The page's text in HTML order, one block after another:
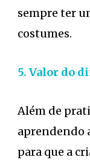
sempre ter
costumes.
5. Valor do
Além de
aprendendo
para que a